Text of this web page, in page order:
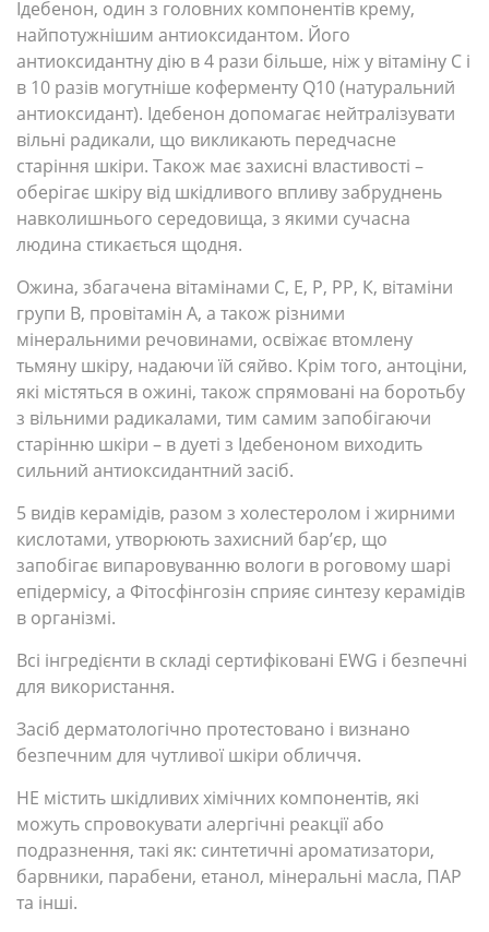
Ідебенон, один з головних компонентів крему,
найпотужнішим антиоксидантом. Його
антиоксидантну дію в 4 рази більше, ніж у вітаміну С і
в 10 разів могутніше коферменту Q10 (натуральний
антиоксидант). Ідебенон допомагає нейтралізувати
вільні радикали, що викликають передчасне
старіння шкіри. Також має захисні властивості –
оберігає шкіру від шкідливого впливу забруднень
навколишнього середовища, з якими сучасна
людина стикається щодня.
Ожина, збагачена вітамінами С, Е, Р, РР, К, вітаміни
групи В, провітамін А, а також різними
мінеральними речовинами, освіжає втомлену
тьмяну шкіру, надаючи їй сяйво. Крім того, антоціни,
які містяться в ожині, також спрямовані на боротьбу
з вільними радикалами, тим самим запобігаючи
старінню шкіри – в дуеті з Ідебеноном виходить
сильний антиоксидантний засіб.
5 видів керамідів, разом з холестеролом і жирними
кислотами, утворюють захисний бар’єр, що
запобігає випаровуванню вологи в роговому шарі
епідермісу, а Фітосфінгозін сприяє синтезу керамідів
в організмі.
Всі інгредієнти в складі сертифіковані EWG і безпечні
для використання.
Засіб дерматологічно протестовано і визнано
безпечним для чутливої ​​шкіри обличчя.
НЕ містить шкідливих хімічних компонентів, які
можуть спровокувати алергічні реакції або
подразнення, такі як: синтетичні ароматизатори,
барвники, парабени, етанол, мінеральні масла, ПАР
та інші.